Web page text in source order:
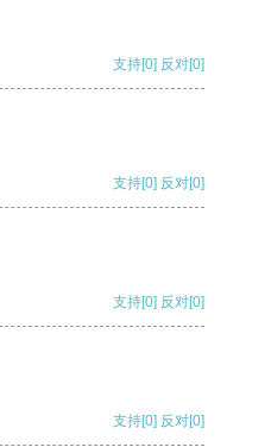
支持[0] 反对[0]
支持[0] 反对[0]
支持[0] 反对[0]
支持[0] 反对[0]